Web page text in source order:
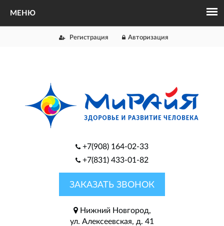
Регистрация Авторизация
+7(908) 164-02-33
+7(831) 433-01-82
ЗАКАЗАТЬ ЗВОНОК
Нижний Новгород,
ул. Алексеевская, д. 41